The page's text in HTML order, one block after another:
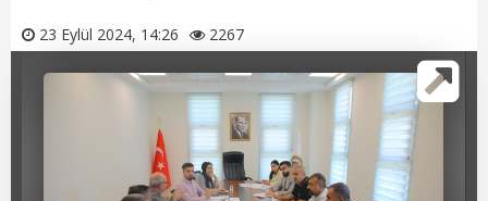
Meclis Üyelerimiz
23 Eylül 2024, 14:26 2267